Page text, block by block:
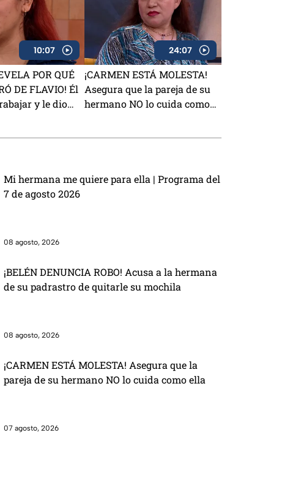
10:07
POR QUÉ
DE FLAVIO! Él
y le dio
24:07
¡CARMEN ESTÁ MOLESTA!
Asegura que la pareja de su
hermano NO lo cuida como
Mi hermana me quiere para ella | Programa del
7 de agosto 2026
08 agosto, 2026
¡BELÉN DENUNCIA ROBO! Acusa a la hermana
de su padrastro de quitarle su mochila
08 agosto, 2026
¡CARMEN ESTÁ MOLESTA! Asegura que la
pareja de su hermano NO lo cuida como ella
07 agosto, 2026